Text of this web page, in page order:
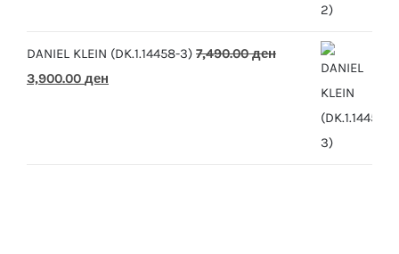
DANIEL KLEIN (DK.1.14458-3) 7,490.00ден
Original
3,900.00 ден